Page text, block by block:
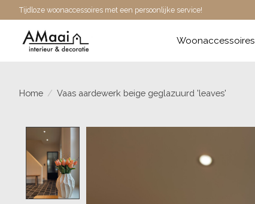
Tijdloze woonaccessoires met een persoonlijke service!
Woonaccessoires
Home / Vaas aardewerk beige geglazuurd 'leaves'